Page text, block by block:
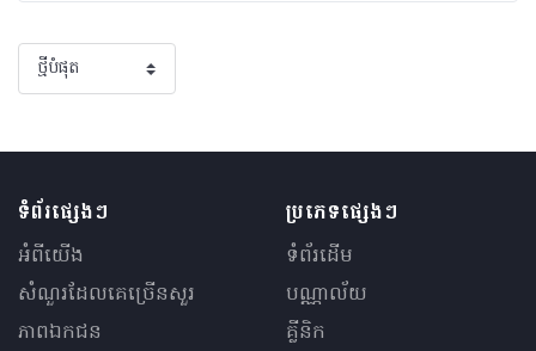
ទំព័រផ្សេងៗ
អំពីយើង
សំណួរ​ដែលគេ​ច្រើន​សួរ
ភាពឯកជន
ប្រភេទផ្សេងៗ
ទំព័រដើម
បណ្ណាល័យ
គ្លីនិក